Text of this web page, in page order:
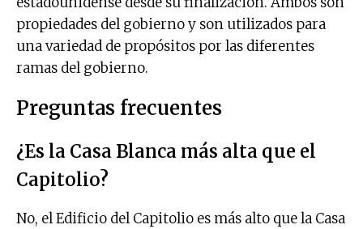
propiedades del gobierno y son utilizados para
una variedad de propósitos por las diferentes
ramas del gobierno.
Preguntas frecuentes
¿Es la Casa Blanca más alta que el
Capitolio?
No, el Edificio del Capitolio es más alto que la Casa